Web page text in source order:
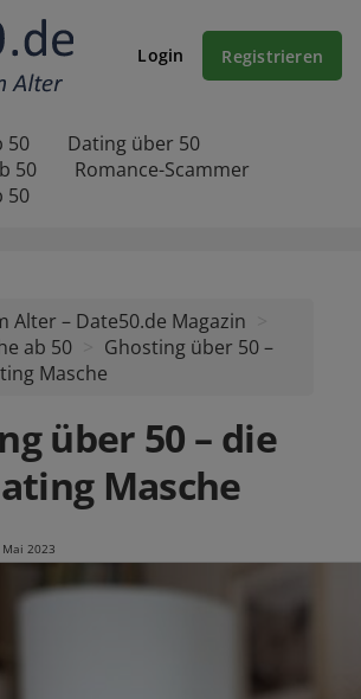
Login Registrieren
50
Dating über 50
50
Romance-Scammer
50
Alter – Date50.de Magazin
ab 50
Ghosting über 50 –
Masche
über 50 – die
Masche
2023